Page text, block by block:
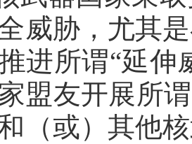
威胁，尤其
进所谓“延伸
盟友开展所
（或）其他